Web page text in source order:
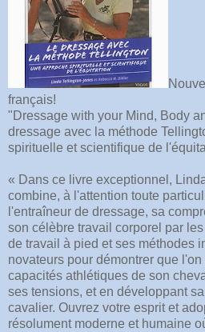
français!
"Dressage with your Mind, Body
dressage avec la méthode
spirituelle et scientifique de
« Dans ce livre exceptionnel,
combine, à l'attention toute
l'entraîneur de dressage, sa
son célèbre travail corporel par
de travail à pied et ses méthodes
novateurs pour démontrer que
capacités athlétiques de son
ses tensions, et en développant
cavalier. Ouvrez votre esprit et
résolument moderne et humaine